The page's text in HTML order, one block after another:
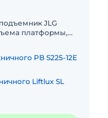
JLG
платформы,
PB S225-12E
Liftlux SL